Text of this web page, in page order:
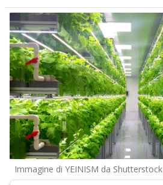
Immagine di YEINISM da Shutterstock